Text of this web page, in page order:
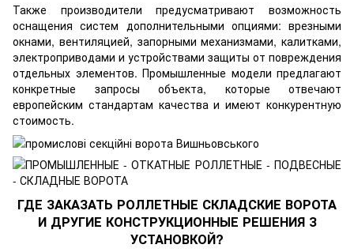
Также производители предусматривают возможность
оснащения систем дополнительными опциями: врезными
окнами, вентиляцией, запорными механизмами, калитками,
электроприводами и устройствами защиты от повреждения
отдельных элементов. Промышленные модели предлагают
конкретные запросы объекта, которые отвечают
европейским стандартам качества и имеют конкурентную
стоимость.
ГДЕ ЗАКАЗАТЬ РОЛЛЕТНЫЕ СКЛАДСКИЕ ВОРОТА
И ДРУГИЕ КОНСТРУКЦИОННЫЕ РЕШЕНИЯ З
УСТАНОВКОЙ?